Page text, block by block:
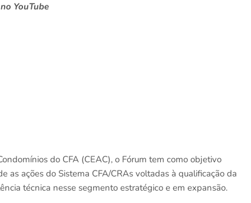
YouTube
do CFA (CEAC), o Fórum tem como objetivo
as ações do Sistema CFA/CRAs voltadas à qualificação da
técnica nesse segmento estratégico e em expansão.